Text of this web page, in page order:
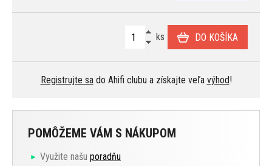
ks DO KOŠÍKA
Registrujte sado Ahifi clubu a získajte veľa výhod!
POMÔŽEME VÁM S NÁKUPOM
Využite našu poradňu